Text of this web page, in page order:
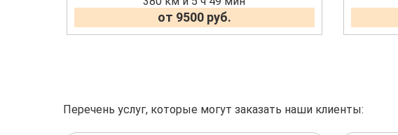
от 9500 руб.
Перечень услуг, которые могут заказать наши клиенты: